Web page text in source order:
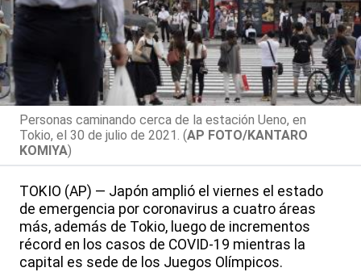
Personas caminando cerca de la estación Ueno, en
Tokio, el 30 de julio de 2021. (AP FOTO/KANTARO
KOMIYA)
TOKIO (AP) — Japón amplió el viernes el estado
de emergencia por coronavirus a cuatro áreas
más, además de Tokio, luego de incrementos
récord en los casos de COVID-19 mientras la
capital es sede de los Juegos Olímpicos.